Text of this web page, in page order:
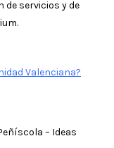
servicios y de
Valenciana?
– Ideas